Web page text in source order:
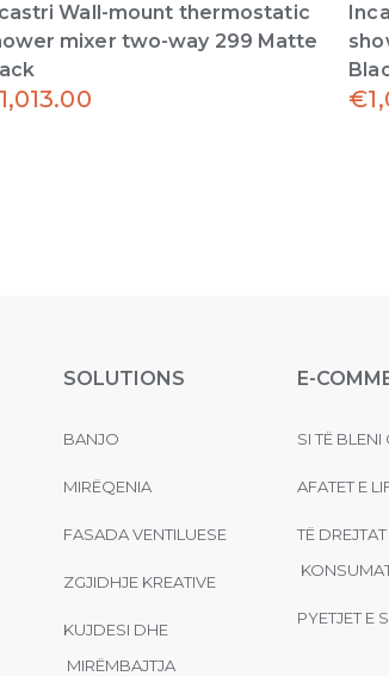
Wall-mount thermostatic
mixer two-way 299 Matte
€
SOLUTIONS
BANJO
MIRËQENIA
FASADA VENTILUESE
ZGJIDHJE KREATIVE
KUJDESI DHE
MIRËMBAJTJA
E-
SI TË BLENI
AFATET E
TË DREJTAT
PYETJET E